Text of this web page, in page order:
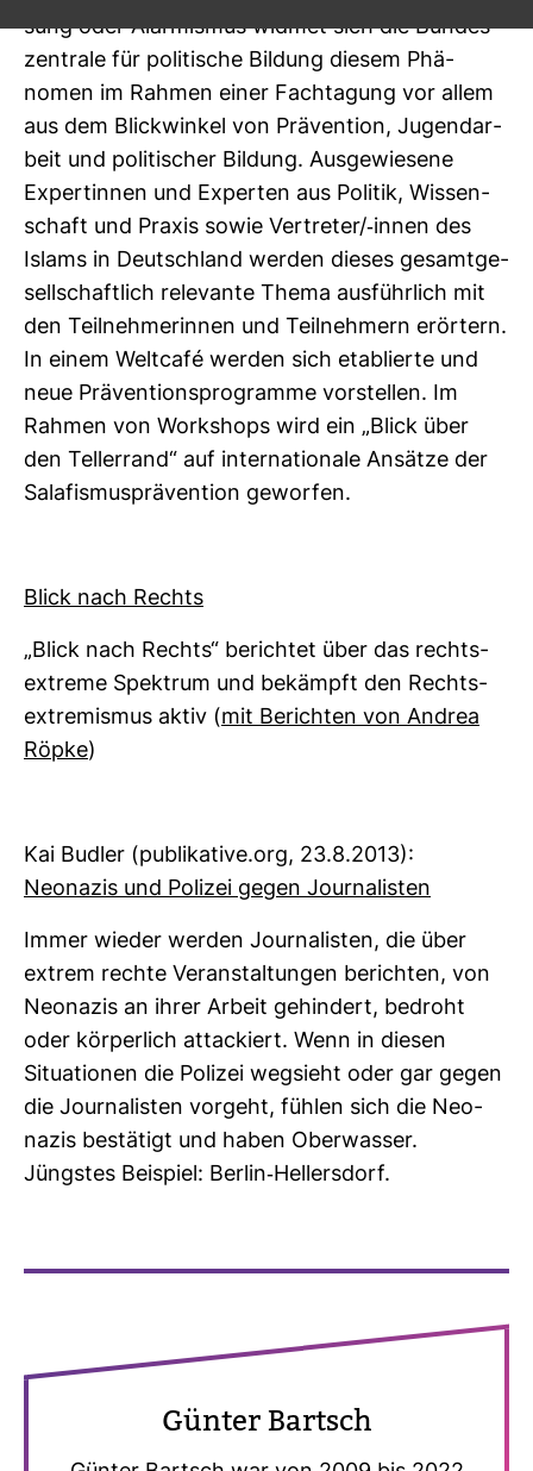
sung oder Alar­mismus widmet sich die Bun­des­
zen­trale für poli­ti­sche Bil­dung diesem Phä­
nomen im Rahmen einer Fach­ta­gung vor allem
aus dem Blick­winkel von Prä­ven­tion, Jugend­ar­
beit und poli­ti­scher Bil­dung. Aus­ge­wie­sene
Exper­tinnen und Experten aus Politik, Wis­sen­
schaft und Praxis sowie Ver­treter/-​innen des
Islams in Deutsch­land werden dieses gesamt­ge­
sell­schaft­lich rele­vante Thema aus­führ­lich mit
den Teil­neh­me­rinnen und Teil­neh­mern erör­tern.
In einem Weltcafé werden sich eta­blierte und
neue Prä­ven­ti­ons­pro­gramme vor­stellen. Im
Rahmen von Work­shops wird ein „Blick über
den Tel­ler­rand“ auf inter­na­tio­nale Ansätze der
Sala­fis­mus­prä­ven­tion geworfen.
Blick nach Rechts
„Blick nach Rechts“ berichtet über das rechts­
ex­treme Spek­trum und bekämpft den Rechts­
ex­tre­mismus aktiv (mit Berichten von Andrea
Röpke)
Kai Budler (publi­ka­tive.org, 23.8.2013):
Neo­nazis und Polizei gegen Jour­na­listen
Immer wieder werden Jour­na­listen, die über
extrem rechte Ver­an­stal­tungen berichten, von
Neo­nazis an ihrer Arbeit gehin­dert, bedroht
oder kör­per­lich atta­ckiert. Wenn in diesen
Situa­tionen die Polizei weg­sieht oder gar gegen
die Jour­na­listen vor­geht, fühlen sich die Neo­
nazis bestä­tigt und haben Ober­wasser.
Jüngstes Bei­spiel: Berlin-​Hel­lers­dorf.
Günter Bartsch